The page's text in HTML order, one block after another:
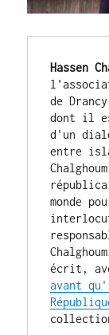
Hassen
de
dont il
d'un
entre
monde
écrit,
avant